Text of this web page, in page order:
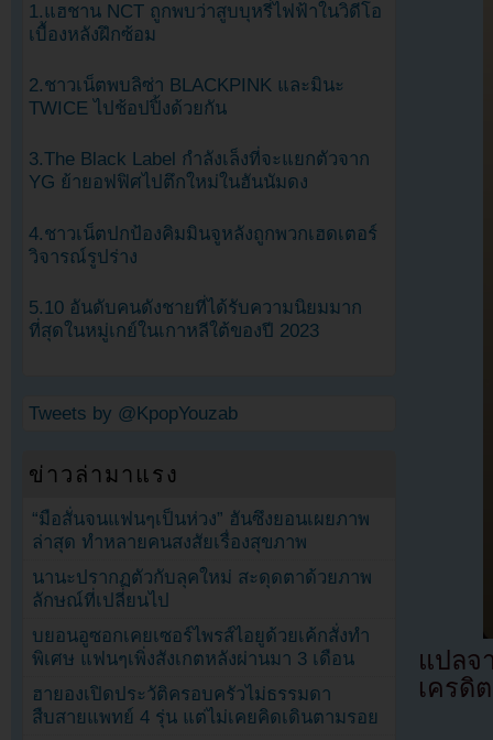
แปล
เครดิ
1.แฮชาน NCT ถูกพบว่าสูบบุหรี่ไฟฟ้าในวิดีโอ
เบื้องหลังฝึกซ้อม
2.ชาวเน็ตพบลิซ่า BLACKPINK และมินะ
TWICE ไปช้อปปิ้งด้วยกัน
3.The Black Label กำลังเล็งที่จะแยกตัวจาก
YG ย้ายอฟฟิศไปตึกใหม่ในฮันนัมดง
4.ชาวเน็ตปกป้องคิมมินจูหลังถูกพวกเฮดเตอร์
วิจารณ์รูปร่าง
5.10 อันดับคนดังชายที่ได้รับความนิยมมาก
ที่สุดในหมู่เกย์ในเกาหลีใต้ของปี 2023
Tweets by @KpopYouzab
ข่าวล่ามาแรง
“มือสั่นจนแฟนๆเป็นห่วง” ฮันซึงยอนเผยภาพ
ล่าสุด ทำหลายคนสงสัยเรื่องสุขภาพ
นานะปรากฏตัวกับลุคใหม่ สะดุดตาด้วยภาพ
ลักษณ์ที่เปลี่ยนไป
บยอนอูซอกเคยเซอร์ไพรส์ไอยูด้วยเค้กสั่งทำ
พิเศษ แฟนๆเพิ่งสังเกตหลังผ่านมา 3 เดือน
ฮายองเปิดประวัติครอบครัวไม่ธรรมดา
สืบสายแพทย์ 4 รุ่น แต่ไม่เคยคิดเดินตามรอย